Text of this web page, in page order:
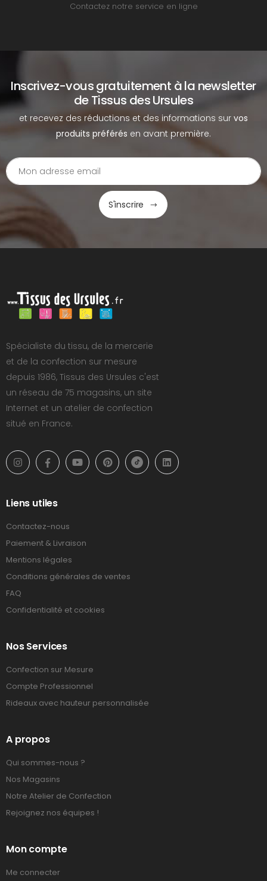
Contactez notre service en ligne
Inscrivez-vous gratuitement à la newsletter
de Tissus des Ursules
et recevez des réductions et des informations sur vos
produits préférés en avant première.
S'inscrire
Spécialiste du tissu, de la mercerie
et de la confection sur mesure
depuis 1986, Tissus des Ursules c'est
un réseau de 75 magasins, un site
Internet et un atelier de confection
situé en France.
Liens utiles
Contactez-nous
Paiement & Livraison
Mentions légales
Conditions générales de ventes
FAQ
Confidentialité et cookies
Nos Services
Confection sur Mesure
Compte Professionnel
Rideaux avec hauteur personnalisée
A propos
Qui sommes-nous ?
Nos Magasins
Notre Atelier de Confection
Rejoignez nos équipes !
Mon compte
Me connecter